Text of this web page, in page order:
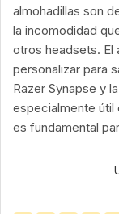
almohadillas son
la incomodidad
otros headsets. El
personalizar para
Razer Synapse y
especialmente útil
es fundamental